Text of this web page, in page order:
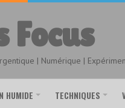
Focus
| Numérique |
HUMIDE TECHNIQUES